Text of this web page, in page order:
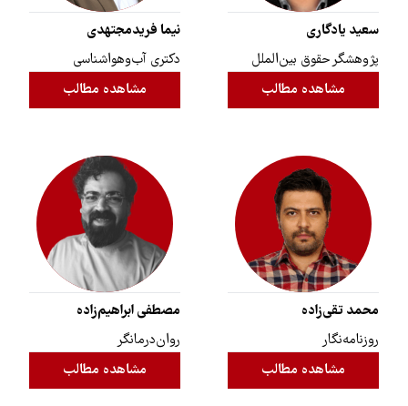
سعید یادگاری
پژوهشگر حقوق بین‌الملل
مشاهده مطالب
نیما فریدمجتهدی
دکتری آب‌وهواشناسی
مشاهده مطالب
محمد تقی‌زاده
روزنامه‌نگار
مشاهده مطالب
مصطفی ابراهیم‌زاده
روان‌درمانگر
مشاهده مطالب